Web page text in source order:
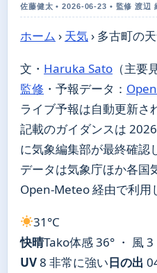
佐藤健太 • 2026-06-23 • 監修 渡辺
ホーム › 天気› 多古町の
文・ Haruka Sato （主要
監修 ・ 予報データ：
ライブ予報は自動更新さ
記載のガイダンスは
に気象編集部が最終確認
データは気象庁ほか各国
Open-Meteo 経由で利用
31°C
快晴Tako体感 36° ・ 風
UV8 非常に強い日の出